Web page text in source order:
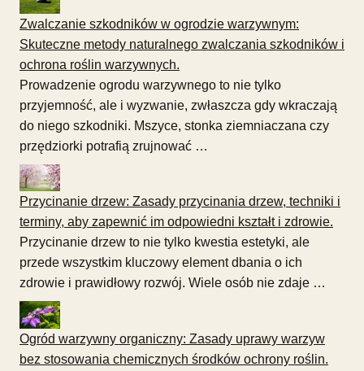
Zwalczanie szkodników w ogrodzie warzywnym:
Skuteczne metody naturalnego zwalczania szkodników i
ochrona roślin warzywnych.
Prowadzenie ogrodu warzywnego to nie tylko
przyjemność, ale i wyzwanie, zwłaszcza gdy wkraczają
do niego szkodniki. Mszyce, stonka ziemniaczana czy
przędziorki potrafią zrujnować …
Przycinanie drzew: Zasady przycinania drzew, techniki i
terminy, aby zapewnić im odpowiedni kształt i zdrowie.
Przycinanie drzew to nie tylko kwestia estetyki, ale
przede wszystkim kluczowy element dbania o ich
zdrowie i prawidłowy rozwój. Wiele osób nie zdaje …
Ogród warzywny organiczny: Zasady uprawy warzyw
bez stosowania chemicznych środków ochrony roślin.